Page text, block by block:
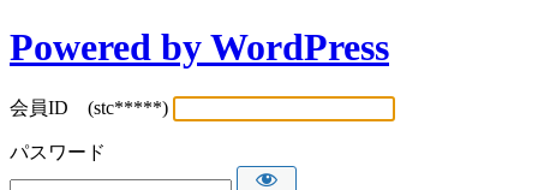
Powered by WordPress
会員ID (stc*****)
パスワード